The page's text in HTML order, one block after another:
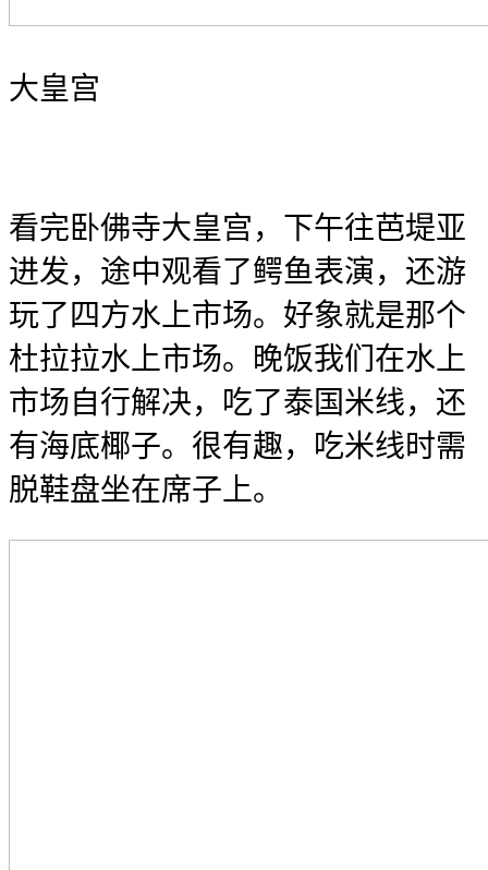
大皇宫
看完卧佛寺大皇宫，下午往芭堤亚
进发，途中观看了鳄鱼表演，还游
玩了四方水上市场。好象就是那个
杜拉拉水上市场。晚饭我们在水上
市场自行解决，吃了泰国米线，还
有海底椰子。很有趣，吃米线时需
脱鞋盘坐在席子上。